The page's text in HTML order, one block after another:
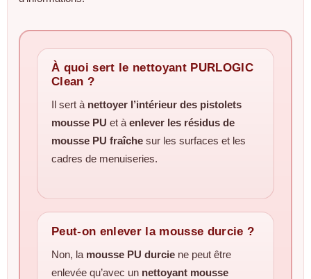
À quoi sert le nettoyant PURLOGIC
Clean ?
Il sert à nettoyer l’intérieur des pistolets
mousse PU et à enlever les résidus de
mousse PU fraîche sur les surfaces et les
cadres de menuiseries.
Peut-on enlever la mousse durcie ?
Non, la mousse PU durcie ne peut être
enlevée qu’avec un nettoyant mousse